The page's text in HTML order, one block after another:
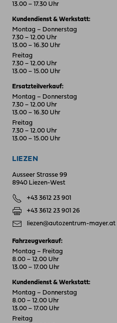
13.00 – 17.30 Uhr
Kundendienst & Werkstatt:
Montag – Donnerstag
7.30 – 12.00 Uhr
13.00 – 16.30 Uhr
Freitag
7.30 – 12.00 Uhr
13.00 – 15.00 Uhr
Ersatzteilverkauf:
Montag – Donnerstag
7.30 – 12.00 Uhr
13.00 – 16.30 Uhr
Freitag
7.30 – 12.00 Uhr
13.00 – 15.00 Uhr
LIEZEN
Ausseer Strasse 99
8940 Liezen-West
+43 3612 23 901
+43 3612 23 901 26
liezen@autozentrum-mayer.at
Fahrzeugverkauf:
Montag – Freitag
8.00 – 12.00 Uhr
13.00 – 17.00 Uhr
Kundendienst & Werkstatt:
Montag – Donnerstag
8.00 – 12.00 Uhr
13.00 – 17.00 Uhr
Freitag